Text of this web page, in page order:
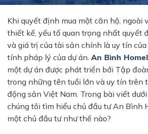
Khi quyết định mua một căn hộ, ngoài
thiết kế, yếu tố quan trọng nhất quyết
và giá trị của tài sản chính là uy tín
tính pháp lý của dự án. An Bình
một dự án được phát triển bởi Tập
trong những tên tuổi lớn và uy tín trên
động sản Việt Nam. Trong bài viết
chúng tôi tìm hiểu chủ đầu tư An Bình
một chủ đầu tư như thế nào?